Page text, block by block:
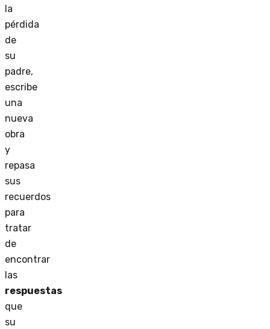
la
pérdida
de
su
padre,
escribe
una
nueva
obra
y
repasa
sus
recuerdos
para
tratar
de
encontrar
las
respuestas
que
su